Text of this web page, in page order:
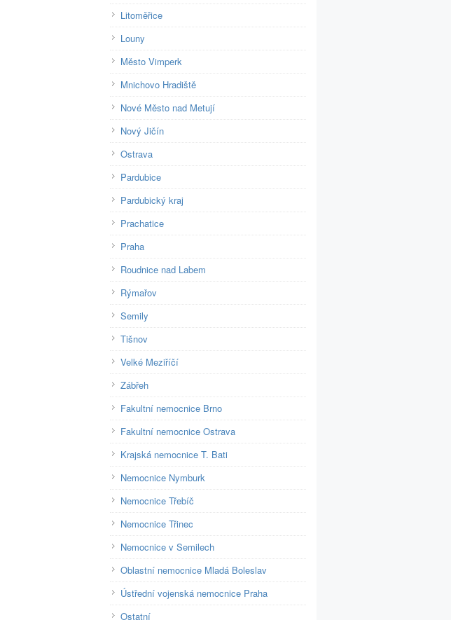
Litoměřice
Louny
Město Vimperk
Mnichovo Hradiště
Nové Město nad Metují
Nový Jičín
Ostrava
Pardubice
Pardubický kraj
Prachatice
Praha
Roudnice nad Labem
Rýmařov
Semily
Tišnov
Velké Meziříčí
Zábřeh
Fakultní nemocnice Brno
Fakultní nemocnice Ostrava
Krajská nemocnice T. Bati
Nemocnice Nymburk
Nemocnice Třebíč
Nemocnice Třinec
Nemocnice v Semilech
Oblastní nemocnice Mladá Boleslav
Ústřední vojenská nemocnice Praha
Ostatní